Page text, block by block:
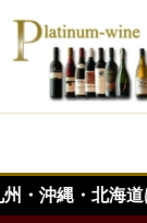
海道は+１日